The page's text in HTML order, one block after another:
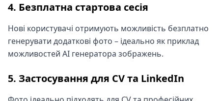
4. Безплатна стартова сесія
Нові користувачі отримують можливість безплатно
генерувати додаткові фото – ідеально як приклад
можливостей AI генератора зображень.
5. Застосування для CV та LinkedIn